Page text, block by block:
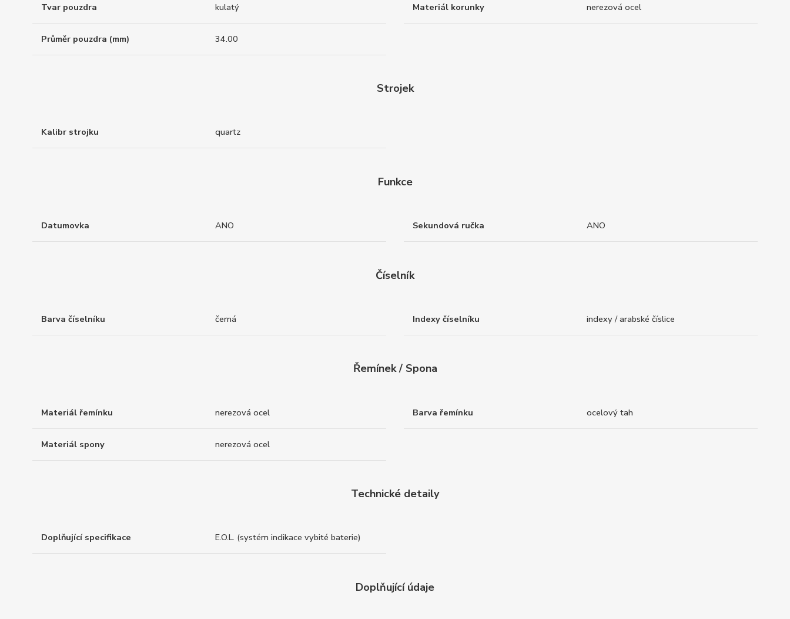
Tvar pouzdra kulatý Materiál korunky nerezová ocel
Průměr pouzdra (mm) 34.00
Strojek
Kalibr strojku quartz
Funkce
Datumovka ANO Sekundová ručka ANO
Číselník
Barva číselníku černá Indexy číselníku indexy / arabské číslice
Řemínek / Spona
Materiál řemínku nerezová ocel Barva řemínku ocelový tah
Materiál spony nerezová ocel
Technické detaily
Doplňující specifikace E.O.L. (systém indikace vybité baterie)
Doplňující údaje